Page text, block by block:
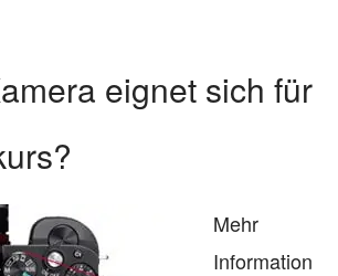
eignet sich für
Mehr
Information